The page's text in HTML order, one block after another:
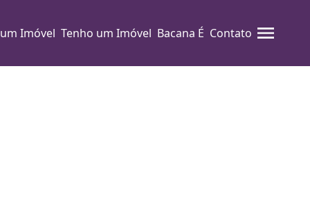
Imóvel Tenho um Imóvel Bacana É Contato